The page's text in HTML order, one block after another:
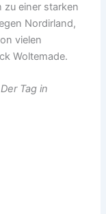
zu einer starken
Nordirland,
vielen
Woltemade.
Tag in